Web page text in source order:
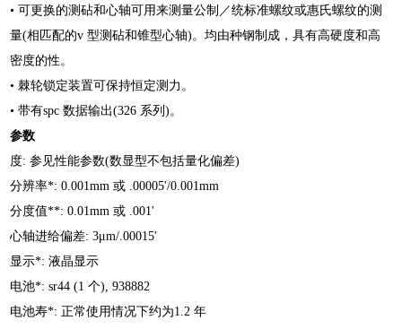
• 可更换的测砧和心轴可用来测量公制／统标准螺纹或惠氏螺纹的测
量(相匹配的v 型测砧和锥型心轴)。均由种钢制成，具有高硬度和高
密度的性。
• 棘轮锁定装置可保持恒定测力。
• 带有spc 数据输出(326 系列)。
参数
度: 参见性能参数(数显型不包括量化偏差)
分辨率*: 0.001mm 或 .00005'/0.001mm
分度值**: 0.01mm 或 .001'
心轴进给偏差: 3μm/.00015'
显示*: 液晶显示
电池*: sr44 (1 个), 938882
电池寿*: 正常使用情况下约为1.2 年